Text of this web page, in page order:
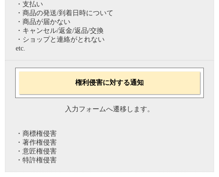
・支払い
・商品の発送/到着日時について
・商品が届かない
・キャンセル/返金/返品/交換
・ショップと連絡がとれない
etc.
権利侵害に対する通知
入力フォームへ遷移します。
・商標権侵害
・著作権侵害
・意匠権侵害
・特許権侵害